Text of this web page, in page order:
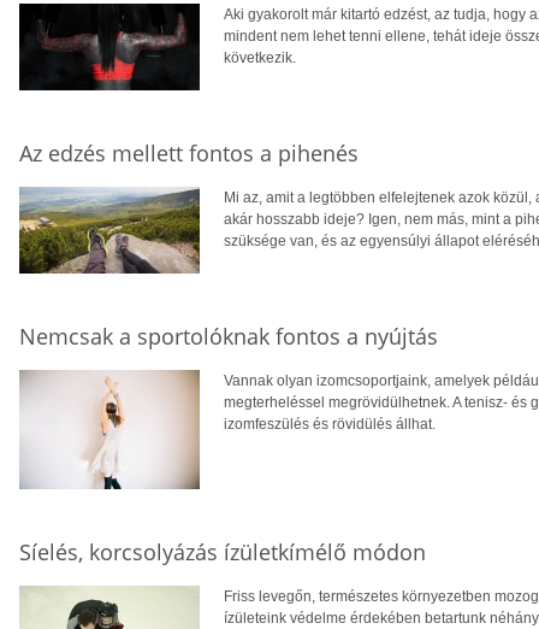
Aki gyakorolt már kitartó edzést, az tudja, hogy
mindent nem lehet tenni ellene, tehát ideje
következik.
Az edzés mellett fontos a pihenés
Mi az, amit a legtöbben elfelejtenek azok
akár hosszabb ideje? Igen, nem más, mint a
szüksége van, és az egyensúlyi állapot
Nemcsak a sportolóknak fontos a nyújtás
Vannak olyan izomcsoportjaink, amelyek
megterheléssel megrövidülhetnek. A tenisz- és
izomfeszülés és rövidülés állhat.
Síelés, korcsolyázás ízületkímélő módon
Friss levegőn, természetes környezetben
ízületeink védelme érdekében betartunk